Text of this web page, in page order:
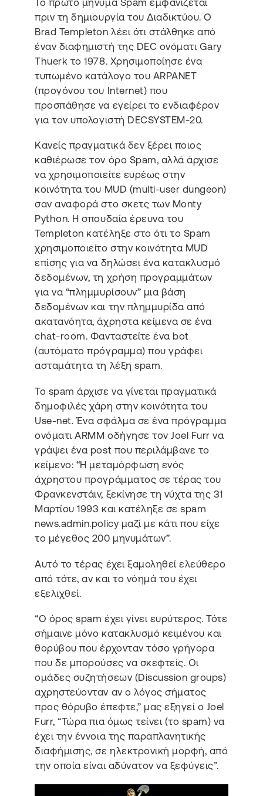
πριν τη δημιουργία του Διαδικτύου. Ο
Brad Templeton λέει ότι στάλθηκε από
έναν διαφημιστή της DEC ονόματι Gary
Thuerk το 1978. Χρησιμοποίησε ένα
τυπωμένο κατάλογο του ARPANET
(προγόνου του Internet) που
προσπάθησε να εγείρει το ενδιαφέρον
για τον υπολογιστή DECSYSTEM-20.
Κανείς πραγματικά δεν ξέρει ποιος
καθιέρωσε τον όρο Spam, αλλά άρχισε
να χρησιμοποιείτε ευρέως στην
κοινότητα του MUD (multi-user dungeon)
σαν αναφορά στο σκετς των Monty
Python. Η σπουδαία έρευνα του
Templeton κατέληξε στο ότι το Spam
χρησιμοποιείτο στην κοινότητα MUD
επίσης για να δηλώσει ένα κατακλυσμό
δεδομένων, τη χρήση προγραμμάτων
για να “πλημμυρίσουν” μια βάση
δεδομένων και την πλημμυρίδα από
ακατανόητα, άχρηστα κείμενα σε ένα
chat-room. Φανταστείτε ένα bot
(αυτόματο πρόγραμμα) που γράφει
ασταμάτητα τη λέξη spam.
Το spam άρχισε να γίνεται πραγματικά
δημοφιλές χάρη στην κοινότητα του
Use-net. Ένα σφάλμα σε ένα πρόγραμμα
ονόματι ARMM οδήγησε τον Joel Furr να
γράψει ένα post που περιλάμβανε το
κείμενο: “Η μεταμόρφωση ενός
άχρηστου προγράμματος σε τέρας του
Φρανκενστάιν, ξεκίνησε τη νύχτα της 31
Μαρτίου 1993 και κατέληξε σε spam
news.admin.policy μαζί με κάτι που είχε
το μέγεθος 200 μηνυμάτων”.
Αυτό το τέρας έχει ξαμοληθεί ελεύθερο
από τότε, αν και το νόημά του έχει
εξελιχθεί.
“Ο όρος spam έχει γίνει ευρύτερος. Τότε
σήμαινε μόνο κατακλυσμό κειμένου και
θορύβου που έρχονταν τόσο γρήγορα
που δε μπορούσες να σκεφτείς. Οι
ομάδες συζητήσεων (Discussion groups)
αχρηστεύονταν αν ο λόγος σήματος
προς θόρυβο έπεφτε,” μας εξηγεί ο Joel
Furr, “Τώρα πια όμως τείνει (το spam) να
έχει την έννοια της παραπλανητικής
διαφήμισης, σε ηλεκτρονική μορφή, από
την οποία είναι αδύνατον να ξεφύγεις”.